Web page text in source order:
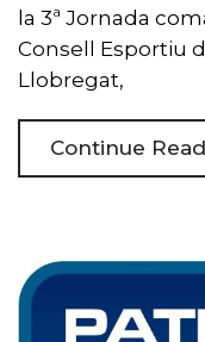
la 3ª Jornada
Consell Esportiu
Llobregat,
Continue